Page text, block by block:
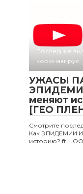
Последние
коронавирус
УЖАСЫ
меняют
[ГЕО
Смотрите
Как ЭПИДЕМИИ
историю? ft.